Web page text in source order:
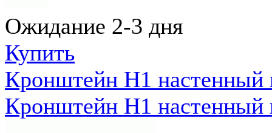
Ожидание 2-3 дня
Купить
Кронштейн Н1
Кронштейн Н1